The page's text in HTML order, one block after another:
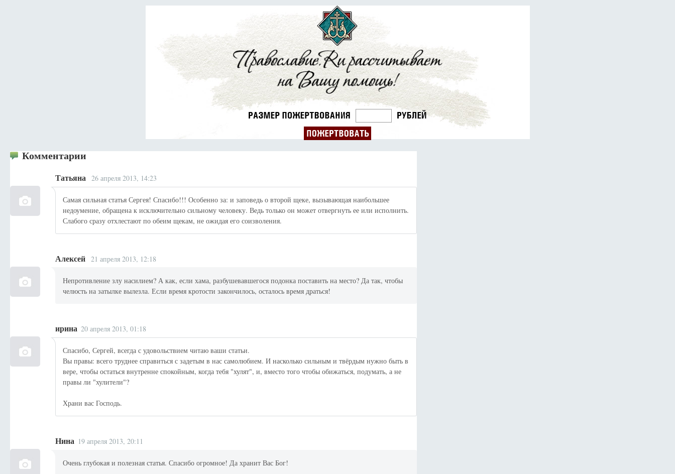
Комментарии
Татьяна 26 апреля 2013, 14:23
Самая сильная статья Сергея! Спасибо!!! Особенно за: и заповедь о второй щеке, вызывающая наибольшее
недоумение, обращена к исключительно сильному человеку. Ведь только он может отвергнуть ее или исполнить.
Слабого сразу отхлестают по обеим щекам, не ожидая его соизволения.
Алексей 21 апреля 2013, 12:18
Непротивление злу насилием? А как, если хама, разбушевавшегося подонка поставить на место? Да так, чтобы
челюсть на затылке вылезла. Если время кротости закончилось, осталось время драться!
ирина 20 апреля 2013, 01:18
Спасибо, Сергей, всегда с удовольствием читаю ваши статьи.
Вы правы: всего труднее справиться с задетым в нас самолюбием. И насколько сильным и твёрдым нужно быть в
вере, чтобы остаться внутренне спокойным, когда тебя "хулят", и, вместо того чтобы обижаться, подумать, а не
правы ли "хулители"?
Храни вас Господь.
Нина 19 апреля 2013, 20:11
Очень глубокая и полезная статья. Спасибо огромное! Да хранит Вас Бог!